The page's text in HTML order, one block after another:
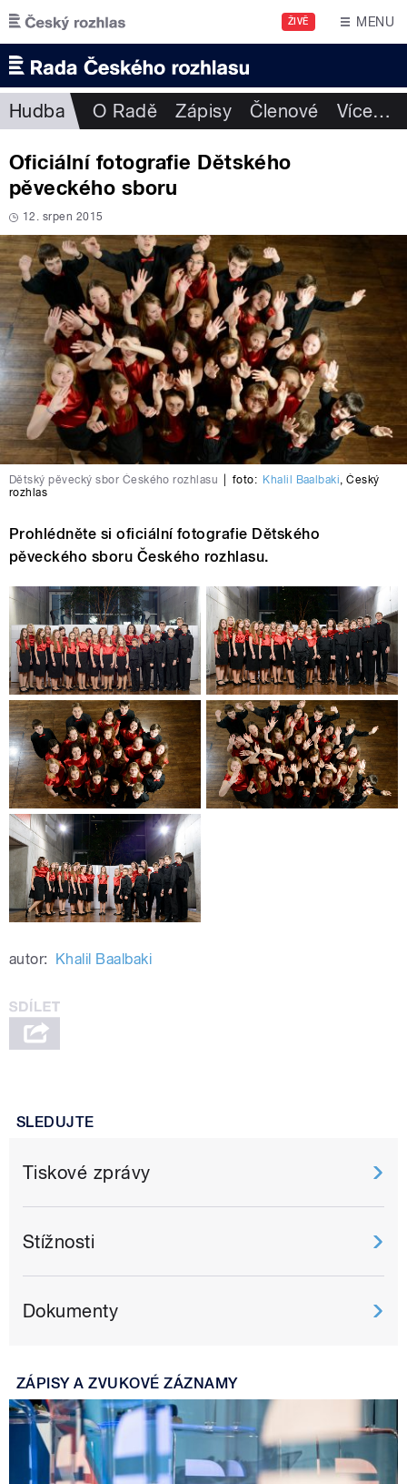
Přejít k hlavnímu obsahu
ŽIVĚ MENU
Hudba O Radě Zápisy Členové Více…
Oficiální fotografie Dětského
pěveckého sboru
12. srpen 2015
Dětský pěvecký sbor Českého rozhlasu foto: Khalil Baalbaki,Český
rozhlas
Prohlédněte si oficiální fotografie Dětského
pěveckého sboru Českého rozhlasu.
autor: Khalil Baalbaki
SLEDUJTE
Tiskové zprávy
Stížnosti
Dokumenty
ZÁPISY A ZVUKOVÉ ZÁZNAMY